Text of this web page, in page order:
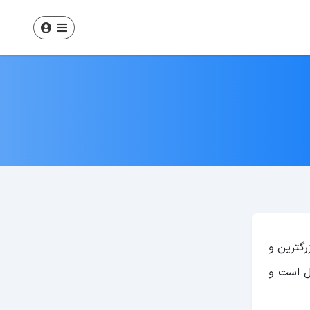
ثبتی999723در امارات دارای بزرگترین و
است و